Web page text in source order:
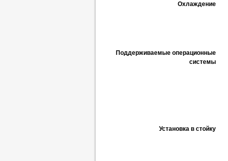
Охлаждение
Поддерживаемые операционные
системы
Установка в стойку